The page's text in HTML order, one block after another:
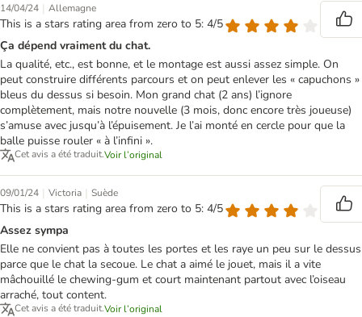
14/04/24 | Allemagne
This is a stars rating area from zero to 5: 4/5
Ça dépend vraiment du chat.
La qualité, etc., est bonne, et le montage est aussi assez simple. On
peut construire différents parcours et on peut enlever les « capuchons »
bleus du dessus si besoin. Mon grand chat (2 ans) l’ignore
complètement, mais notre nouvelle (3 mois, donc encore très joueuse)
s’amuse avec jusqu’à l’épuisement. Je l’ai monté en cercle pour que la
balle puisse rouler « à l’infini ».
Cet avis a été traduit.Voir l’original
09/01/24 | Victoria | Suède
This is a stars rating area from zero to 5: 4/5
Assez sympa
Elle ne convient pas à toutes les portes et les raye un peu sur le dessus
parce que le chat la secoue. Le chat a aimé le jouet, mais il a vite
mâchouillé le chewing-gum et court maintenant partout avec l’oiseau
arraché, tout content.
Cet avis a été traduit.Voir l’original